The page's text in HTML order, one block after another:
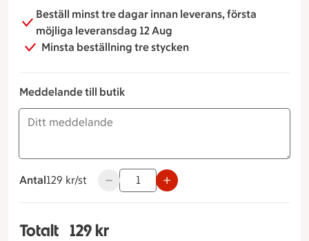
Beställ minst tre dagar innan leverans, första
möjliga leveransdag 12 Aug
Minsta beställning tre stycken
Meddelande till butik
Antal
129 kronor styck
129 kr/st Använd knapparna för att minska eller
Totalt Totalt 1 stycken Lyxfrukost, 129 kronor
129 kr